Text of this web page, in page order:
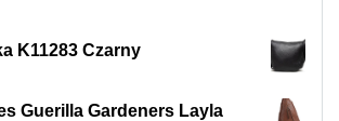
K11283 Czarny
Guerilla Gardeners Layla